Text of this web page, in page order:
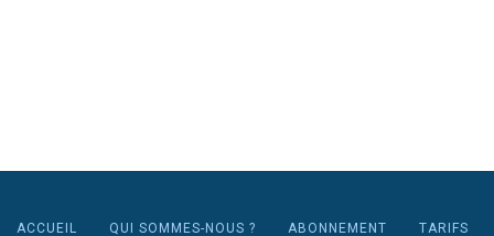
ACCUEIL QUI SOMMES-NOUS ? ABONNEMENT TARIFS